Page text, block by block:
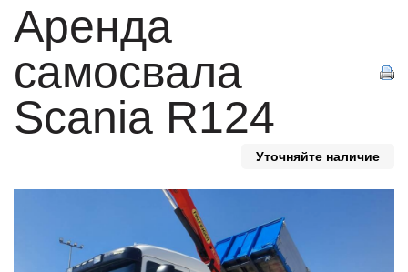
Аренда
самосвала
Scania R124
Уточняйте наличие